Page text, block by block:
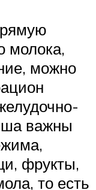
молока,
можно
важны
фрукты,
то есть